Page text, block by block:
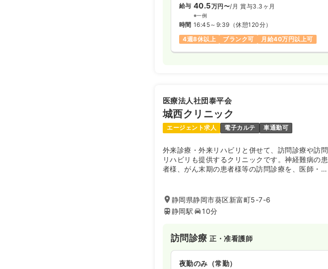
給与 40.5万円〜/月 賞与3.3ヶ月
※一例
時間 16:45～9:39 （休憩120分）
4週8休以上
ブランク可 月給40万円以上可
医療法人社団泰平会
城西クリニック
エージェント求人 電子カルテ 車通勤可
外来診療・外来リハビリと併せて、訪問診療や訪問
リハビリも提供するクリニックです。神経難病の患
者様、がん末期の患者様等の訪問診療を、医師・リ
静岡県静岡市葵区新富町5-7-6
静岡駅
10分
訪問診療正・准看護師
夜勤のみ（常勤）